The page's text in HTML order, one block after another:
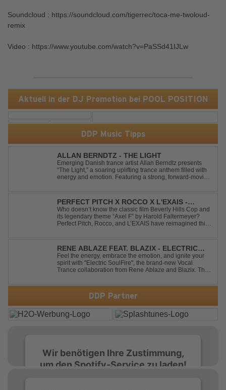
Aktuell in der DJ Promotion bei POOL POSITION
DDP Music Tipps
ALLAN BERNDTZ - THE LIGHT
Emerging Danish trance artist Allan Berndtz presents
“The Light,” a soaring uplifting trance anthem filled with
energy and emotion. Featuring a strong, forward-moving
PERFECT PITCH X ROCCO X L'EXAIS -
DANCING ON FIRE
Who doesn’t know the classic film Beverly Hills Cop and
its legendary theme “Axel F” by Harold Faltermeyer?
Perfect Pitch, Rocco, and L’EXAIS have reimagined this
production style, they respectf...
RENE ABLAZE FEAT. BLAZIX - ELECTRIC
SOULFIRE
Feel the energy, embrace the emotion, and ignite your
spirit with "Electric SoulFire", the brand-new Vocal
Trance collaboration from Rene Ablaze and Blazix. This
of uplifting melodies and powerful vocals. Classic
Uplifting Vocal Trance me...
DDP Partner
Wir benötigen Ihre Zustimmung,
um den Spotify-Service zu laden!
Soundcloud : https://soundcloud.com/tigerrec/toca-me-twoloud-
remix
Video : https://www.youtube.com/watch?v=PaSSd41IJLw